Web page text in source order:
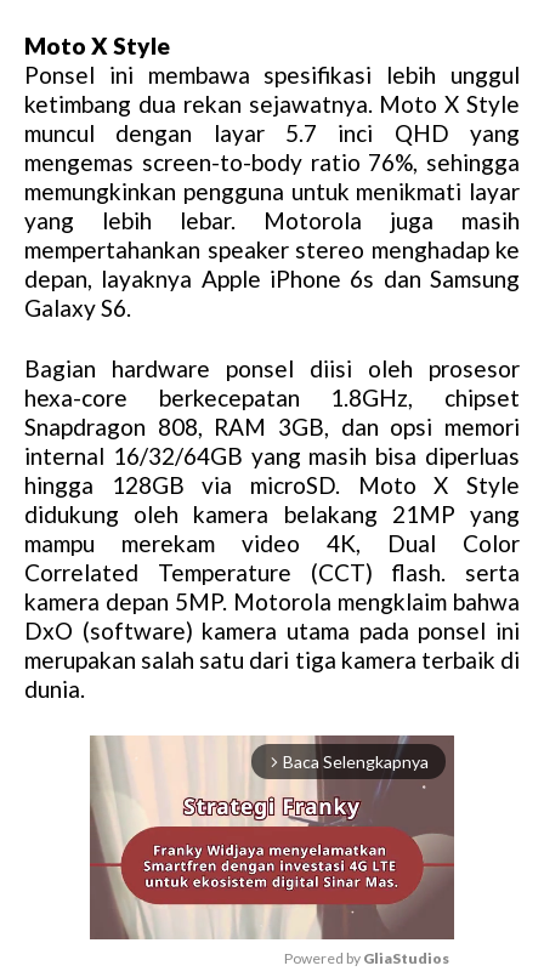
Moto X Style
Ponsel ini membawa spesifikasi lebih unggul
ketimbang dua rekan sejawatnya. Moto X Style
muncul dengan layar 5.7 inci QHD yang
mengemas screen-to-body ratio 76%, sehingga
memungkinkan pengguna untuk menikmati layar
yang lebih lebar. Motorola juga masih
mempertahankan speaker stereo menghadap ke
depan, layaknya Apple iPhone 6s dan Samsung
Galaxy S6.
Bagian hardware ponsel diisi oleh prosesor
hexa-core berkecepatan 1.8GHz, chipset
Snapdragon 808, RAM 3GB, dan opsi memori
internal 16/32/64GB yang masih bisa diperluas
hingga 128GB via microSD. Moto X Style
didukung oleh kamera belakang 21MP yang
mampu merekam video 4K, Dual Color
Correlated Temperature (CCT) flash. serta
kamera depan 5MP. Motorola mengklaim bahwa
DxO (software) kamera utama pada ponsel ini
merupakan salah satu dari tiga kamera terbaik di
dunia.
arrow_forward_ios Baca Selengkapnya
Powered by GliaStudios